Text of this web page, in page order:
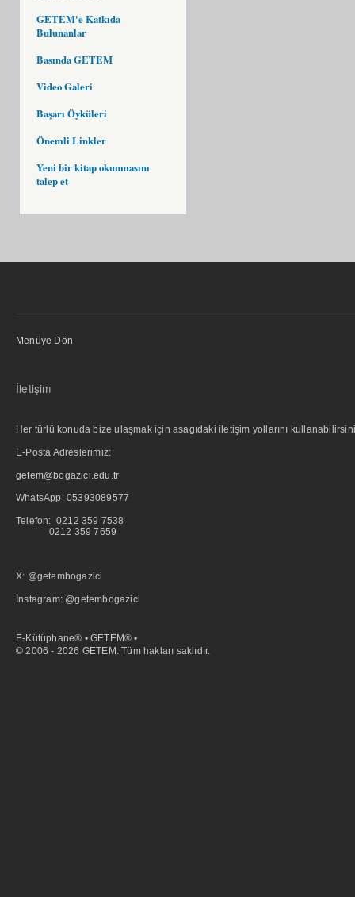
GETEM'e Katkıda
Bulunanlar
Basında GETEM
Video Galeri
Başarı Öyküleri
Önemli Linkler
Yeni bir kitap okunmasını
talep et
Menüye Dön
İletişim
Her türlü konuda bize ulaşmak için asagıdaki iletişim yollarını
E-Posta Adreslerimiz:
getem@bogazici.edu.tr
WhatsApp: 05393089577
Telefon: 0212 359 7538
0212 359 7659
X: @getembogazici
İnstagram: @getembogazici
E-Kütüphane® • GETEM® •
© 2006 - 2026 GETEM. Tüm hakları saklıdır.